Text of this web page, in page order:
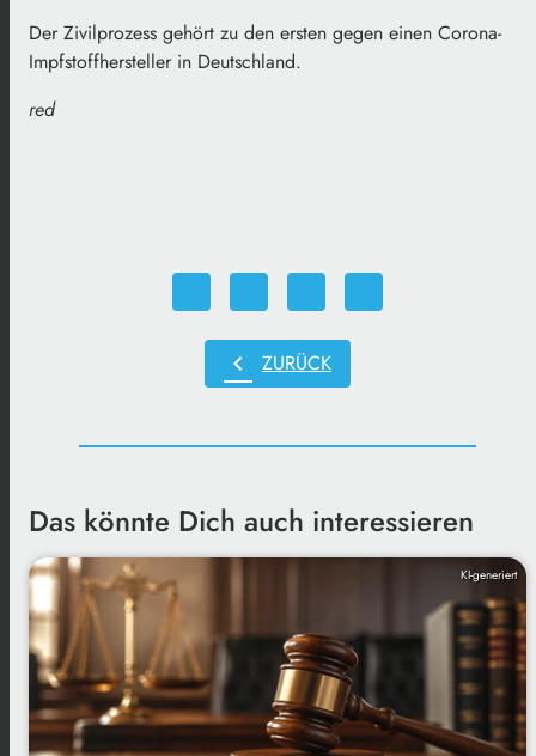
Der Zivilprozess gehört zu den ersten gegen einen Corona-
Impfstoffhersteller in Deutschland.
red
chevron_left ZURÜCK
Das könnte Dich auch interessieren
KI-generiert